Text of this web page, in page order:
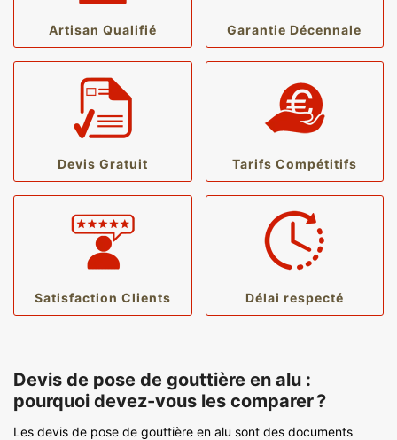
Artisan Qualifié Garantie Décennale
Devis Gratuit Tarifs Compétitifs
Satisfaction Clients Délai respecté
Devis de pose de gouttière en alu :
pourquoi devez-vous les comparer ?
Les devis de pose de gouttière en alu sont des documents